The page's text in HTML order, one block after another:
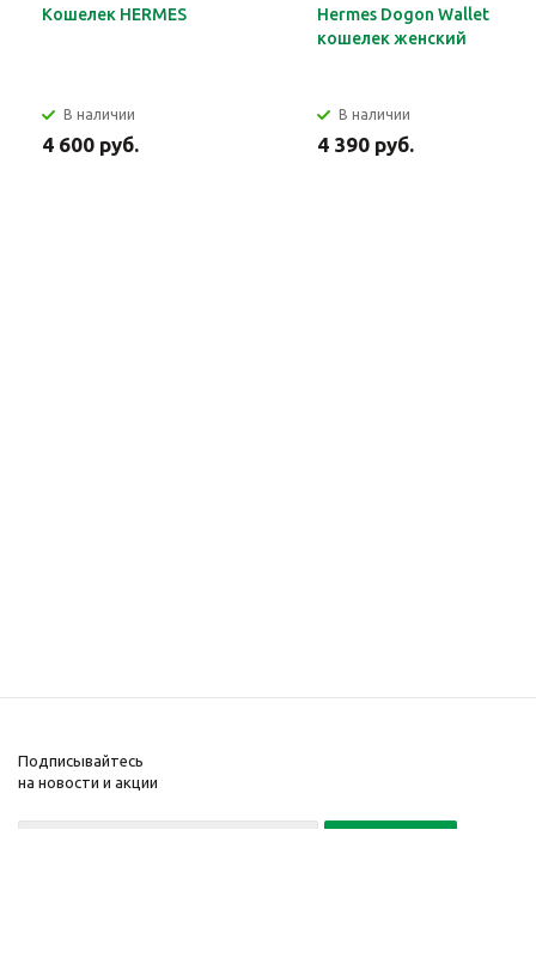
Кошелек HERMES
В наличии
4 600 руб.
Hermes Dogon Wallet
кошелек женский
В наличии
4 390 руб.
Подписывайтесь
на новости и акции